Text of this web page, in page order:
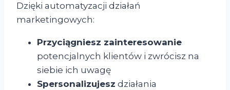
Dzięki automatyzacji działań
marketingowych:
Przyciągniesz zainteresowanie
potencjalnych klientów i zwrócisz na
siebie ich uwagę
Spersonalizujesz działania